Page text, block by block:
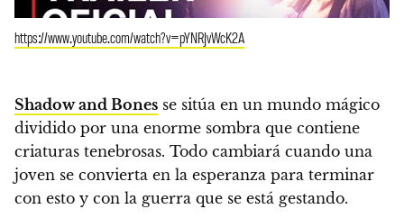
https://www.youtube.com/watch?v=pYNRJvWcK2A
Shadow and Bones se sitúa en un mundo mágico
dividido por una enorme sombra que contiene
criaturas tenebrosas. Todo cambiará cuando una
joven se convierta en la esperanza para terminar
con esto y con la guerra que se está gestando.